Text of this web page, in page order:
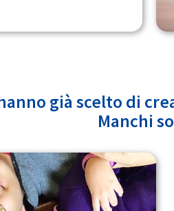
già scelto di
Manchi